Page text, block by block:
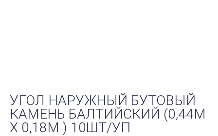
УГОЛ НАРУЖНЫЙ БУТОВЫЙ
КАМЕНЬ БАЛТИЙСКИЙ (0,44М
Х 0,18М ) 10ШТ/УП